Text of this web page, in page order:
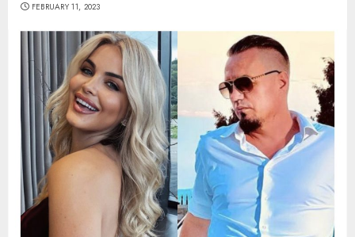
FEBRUARY 11, 2023